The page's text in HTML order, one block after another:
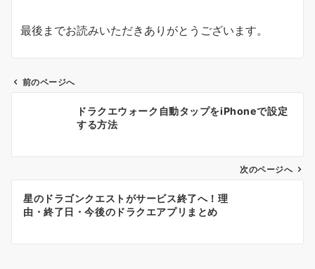
最後までお読みいただきありがとうございます。
ン
前のページへ
ドラクエウォーク自動タップをiPhoneで設定
する方法
次のページへ
星のドラゴンクエストがサービス終了へ！理
由・終了日・今後のドラクエアプリまとめ